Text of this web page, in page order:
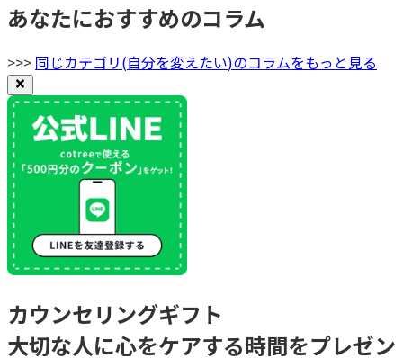
あなたにおすすめのコラム
>>> 同じカテゴリ(自分を変えたい)のコラムをもっと見る
カウンセリングギフト
大切な人に心をケアする時間をプレゼン